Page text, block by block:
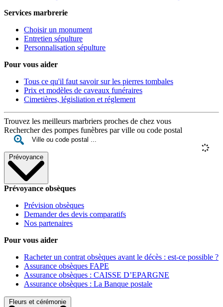
Services marbrerie
Choisir un monument
Entretien sépulture
Personnalisation sépulture
Pour vous aider
Tous ce qu'il faut savoir sur les pierres tombales
Prix et modèles de caveaux funéraires
Cimetières, législiation et réglement
Trouvez les meilleurs marbriers proches de chez vous
Rechercher des pompes funèbres par ville ou code postal
Prévoyance
Prévoyance obsèques
Prévision obsèques
Demander des devis comparatifs
Nos partenaires
Pour vous aider
Racheter un contrat obsèques avant le décès : est-ce possible ?
Assurance obsèques FAPE
Assurance obsèques : CAISSE D’EPARGNE
Assurance obsèques : La Banque postale
Fleurs et cérémonie